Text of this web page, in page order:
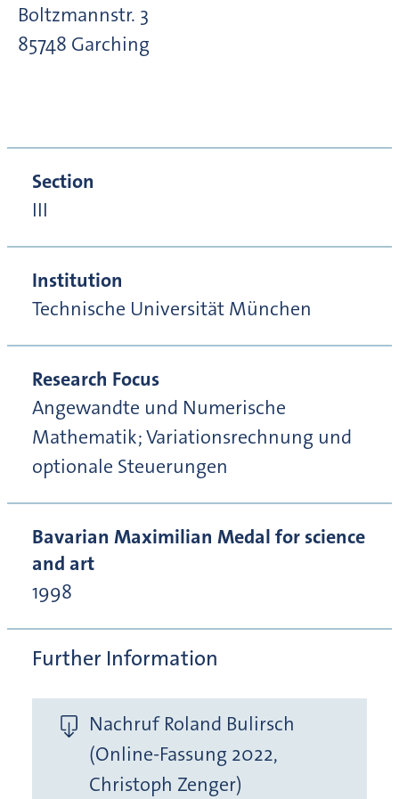
Boltzmannstr. 3
85748 Garching
Section
III
Institution
Technische Universität München
Research Focus
Angewandte und Numerische
Mathematik; Variationsrechnung und
optionale Steuerungen
Bavarian Maximilian Medal for science
and art
1998
Further Information
Nachruf Roland Bulirsch
(Online-Fassung 2022,
Christoph Zenger)